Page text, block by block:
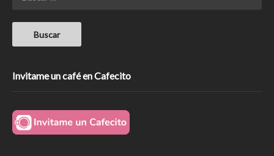
Invitame un café en Cafecito